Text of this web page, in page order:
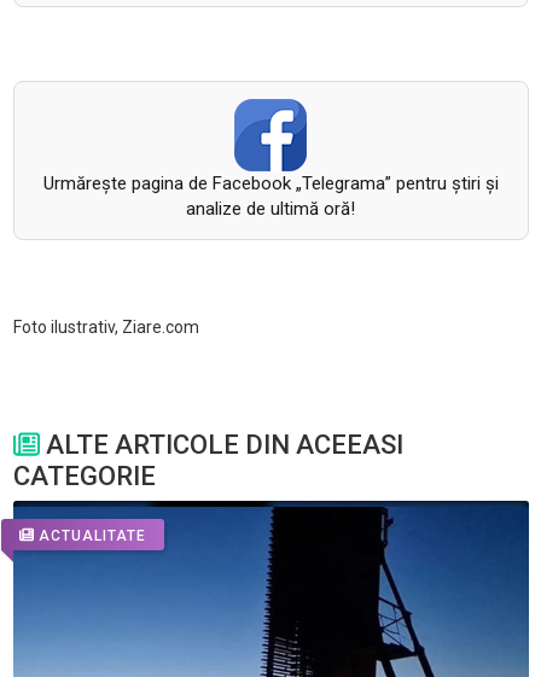
Urmăreşte pagina de Facebook „Telegrama” pentru ştiri şi
analize de ultimă oră!
Foto ilustrativ, Ziare.com
ALTE ARTICOLE DIN ACEEASI
CATEGORIE
ACTUALITATE